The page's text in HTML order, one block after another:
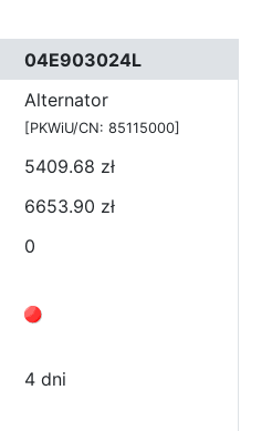
04E903024L
Alternator
[PKWiU/CN: 85115000]
5409.68 zł
6653.90 zł
0
4 dni